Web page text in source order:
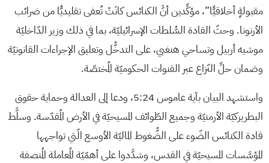
مقبولةٍ أخلاقيًّا”، مؤكِّدين أنَّ الكنائس كانَتْ تُعفى تقليديًّا من ضرائب
الأرنونا. وحثّ القادة السُّلطات الإسرائيليّة، بما في ذلك وزير الدّاخليّة
موشيه أربيل وتساحي هنغبي، على التدخُّل وتعليق الإجراءات القانونيّة
وضمان حلِّ النّزاع عبر القنوات الحكوميّة المُختصّة.
واستشهد البيان بآية عاموس 5:24، ودعا إلى العدالة وحماية حقوق
البطريركيّة الأرمنيّة وجميع الطّوائف المسيحيّة في الأرض المُقدّسة. وسلَّط
قادة الكنائس الضّوء على الضُّغوط الماليّة الأوسع الّتي تواجهها
المؤسَّسات المسيحيّة في القدس، وشدَّدوا على أهمّيّة المُعاملة المُنصفة